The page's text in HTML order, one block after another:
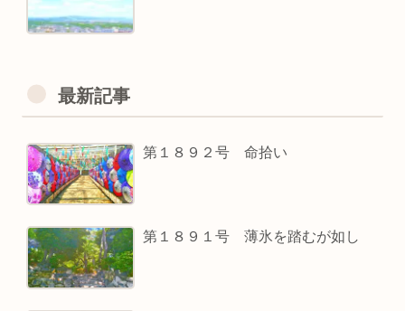
最新記事
第１８９２号 命拾い
第１８９１号 薄氷を踏むが如し